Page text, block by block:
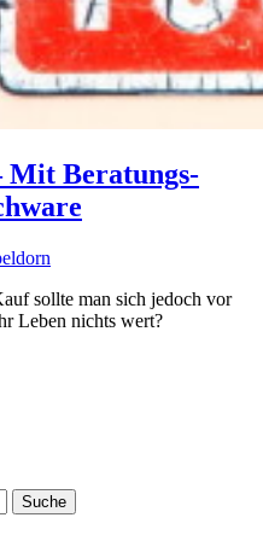
Mit Beratungs-
sollte man sich jedoch vor
Leben nichts wert?